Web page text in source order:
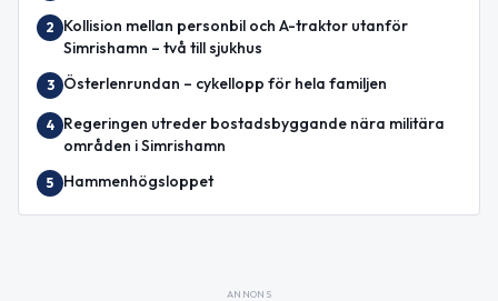
2
Kollision mellan personbil och A-traktor utanför
Simrishamn – två till sjukhus
3 Österlenrundan – cykellopp för hela familjen
4
Regeringen utreder bostadsbyggande nära militära
områden i Simrishamn
5 Hammenhögsloppet
ANNONS